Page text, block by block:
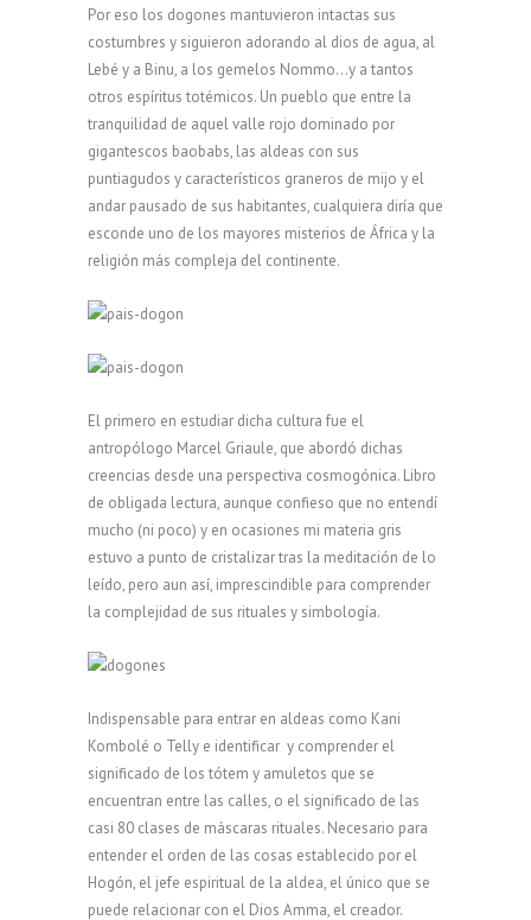
Por eso los dogones mantuvieron intactas sus
costumbres y siguieron adorando al dios de agua, al
Lebé y a Binu, a los gemelos Nommo…y a tantos
otros espíritus totémicos. Un pueblo que entre la
tranquilidad de aquel valle rojo dominado por
gigantescos baobabs, las aldeas con sus
puntiagudos y característicos graneros de mijo y el
andar pausado de sus habitantes, cualquiera diría que
esconde uno de los mayores misterios de África y la
religión más compleja del continente.
El primero en estudiar dicha cultura fue el
antropólogo Marcel Griaule, que abordó dichas
creencias desde una perspectiva cosmogónica. Libro
de obligada lectura, aunque confieso que no entendí
mucho (ni poco) y en ocasiones mi materia gris
estuvo a punto de cristalizar tras la meditación de lo
leído, pero aun así, imprescindible para comprender
la complejidad de sus rituales y simbología.
Indispensable para entrar en aldeas como Kani
Kombolé o Telly e identificar y comprender el
significado de los tótem y amuletos que se
encuentran entre las calles, o el significado de las
casi 80 clases de máscaras rituales. Necesario para
entender el orden de las cosas establecido por el
Hogón, el jefe espiritual de la aldea, el único que se
puede relacionar con el Dios Amma, el creador.